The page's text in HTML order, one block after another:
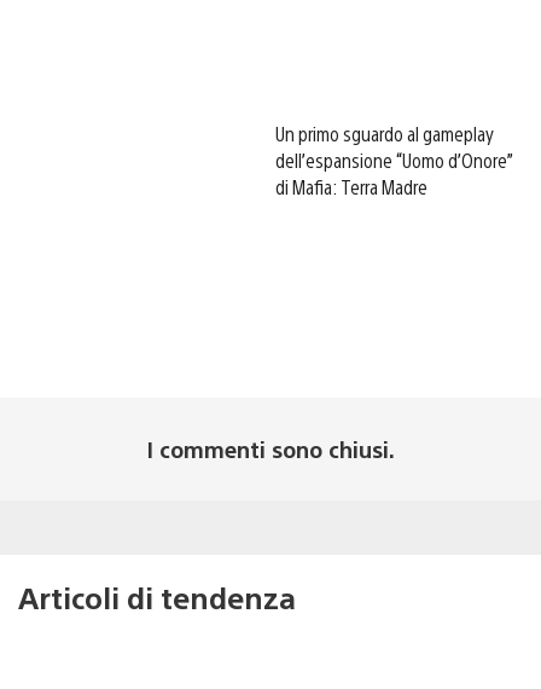
Un primo sguardo al gameplay
dell’espansione “Uomo d’Onore”
di Mafia: Terra Madre
I commenti sono chiusi.
Articoli di tendenza